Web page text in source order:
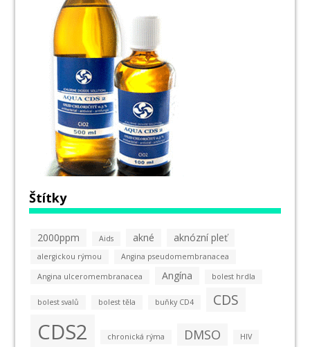
Štítky
2000ppm Aids akné aknózní pleť
alergickou rýmou Angina pseudomembranacea
Angina ulceromembranacea Angína bolest hrdla
bolest svalů bolest těla buňky CD4 CDS
CDS2 chronická rýma DMSO HIV